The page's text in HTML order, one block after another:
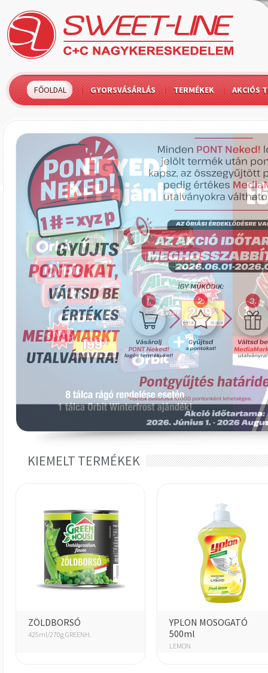
FŐOLDAL GYORSVÁSÁRLÁS TERMÉKEK AKCIÓS
KIEMELT TERMÉKEK
ZÖLDBORSÓ
425ml/270g GREENH.
YPLON MOSOGATÓ
500ml
LEMON